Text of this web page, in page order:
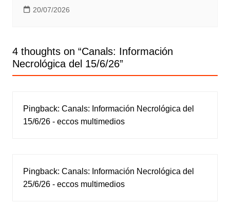
20/07/2026
4 thoughts on “Canals: Información
Necrológica del 15/6/26”
Pingback: Canals: Información Necrológica del
15/6/26 - eccos multimedios
Pingback: Canals: Información Necrológica del
25/6/26 - eccos multimedios